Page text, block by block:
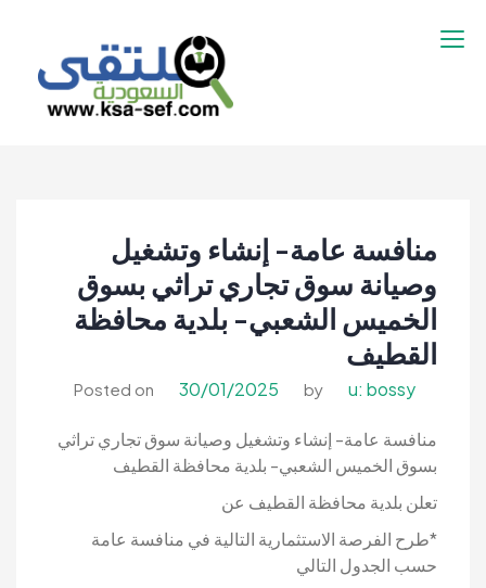
إلى
السعوديه | تنقيب
السعوديه
منافسة عامة- إنشاء وتشغيل
وصيانة سوق تجاري تراثي بسوق
الخميس الشعبي- بلدية محافظة
القطيف
Posted on 30/01/2025 by u: bossy
منافسة عامة- إنشاء وتشغيل وصيانة سوق تجاري تراثي
بسوق الخميس الشعبي- بلدية محافظة القطيف
تعلن بلدية محافظة القطيف عن
*طرح الفرصة الاستثمارية التالية في منافسة عامة
حسب الجدول التالي